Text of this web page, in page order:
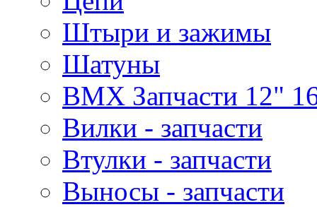
Штыри и зажимы
Шатуны
BMX Запчасти 12"
Вилки - запчасти
Втулки - запчасти
Выносы - запчасти